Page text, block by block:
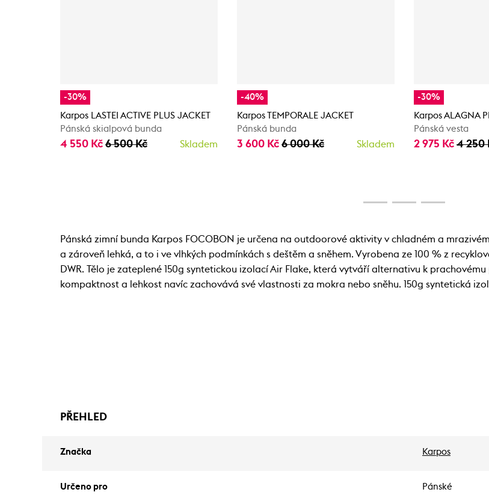
-30%
Karpos LASTEI ACTIVE PLUS JACKET
Pánská skialpová bunda
4 550 Kč 6 500 Kč Skladem
-40%
Karpos TEMPORALE JACKET
Pánská bunda
3 600 Kč 6 000 Kč Skladem
-30%
Karpos ALAGNA
Pánská vesta
2 975 Kč 4 250
Pánská zimní bunda Karpos FOCOBON je určena na outdoorové aktivity v chladném a
a zároveň lehká, a to i ve vlhkých podmínkách s deštěm a sněhem. Vyrobena ze 100 % z
DWR. Tělo je zateplené 150g syntetickou izolací Air Flake, která vytváří alternativu k
kompaktnost a lehkost navíc zachovává své vlastnosti za mokra nebo sněhu. 150g syntetická
PŘEHLED
Značka Karpos
Určeno pro Pánské